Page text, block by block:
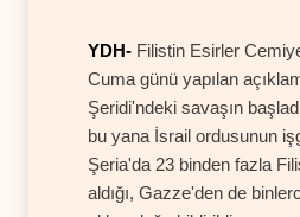
YDH- Filistin Esirler
Cuma günü yapılan
Şeridi'ndeki savaşın
bu yana İsrail ordusunun
Şeria'da 23 binden fazla
aldığı, Gazze'den de